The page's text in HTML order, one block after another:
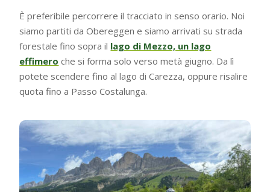
È preferibile percorrere il tracciato in senso orario. Noi
siamo partiti da Obereggen e siamo arrivati su strada
forestale fino sopra il lago di Mezzo, un lago
effimero che si forma solo verso metà giugno. Da lì
potete scendere fino al lago di Carezza, oppure risalire
quota fino a Passo Costalunga.